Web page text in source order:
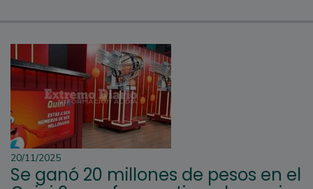
20/11/2025
Se ganó 20 millones de pesos en el